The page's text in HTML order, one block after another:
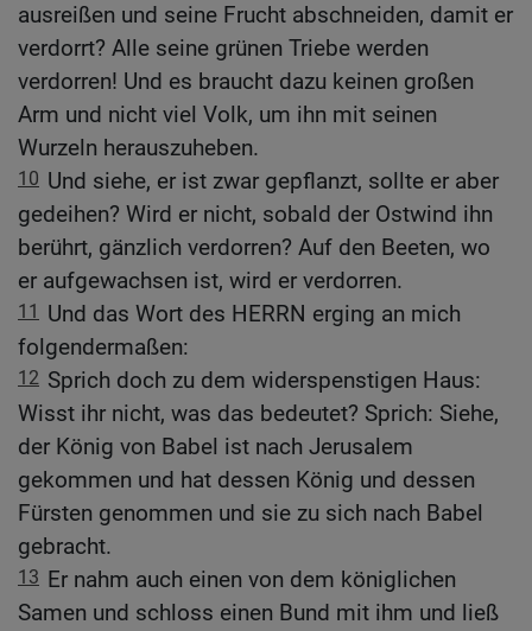
ausreißen und seine Frucht abschneiden, damit er
verdorrt? Alle seine grünen Triebe werden
verdorren! Und es braucht dazu keinen großen
Arm und nicht viel Volk, um ihn mit seinen
Wurzeln herauszuheben.
10 Und siehe, er ist zwar gepflanzt, sollte er aber
gedeihen? Wird er nicht, sobald der Ostwind ihn
berührt, gänzlich verdorren? Auf den Beeten, wo
er aufgewachsen ist, wird er verdorren.
11
Und das Wort des HERRN erging an mich
folgendermaßen:
12 Sprich doch zu dem widerspenstigen Haus:
Wisst ihr nicht, was das bedeutet? Sprich: Siehe,
der König von Babel ist nach Jerusalem
gekommen und hat dessen König und dessen
Fürsten genommen und sie zu sich nach Babel
gebracht.
13 Er nahm auch einen von dem königlichen
Samen und schloss einen Bund mit ihm und ließ